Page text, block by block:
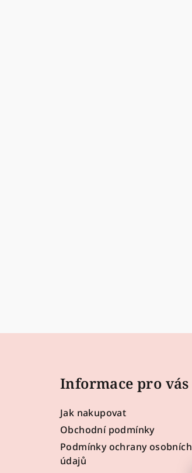
Informace pro vás
Jak nakupovat
Obchodní podmínky
Podmínky ochrany osobních
údajů